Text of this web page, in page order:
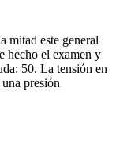
mitad este general
hecho el examen y
50. La tensión en
presión